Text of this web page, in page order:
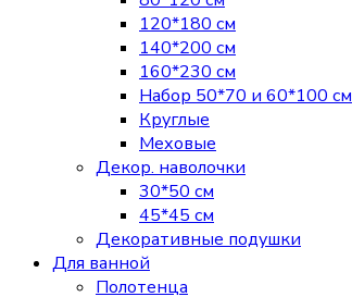
120*180 см
140*200 см
160*230 см
Набор 50*70 и 60*100 см
Круглые
Меховые
Декор. наволочки
30*50 см
45*45 см
Декоративные подушки
Для ванной
Полотенца